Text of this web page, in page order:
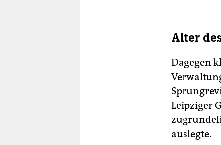
Alter
Dagegen
Leipziger
auslegte.